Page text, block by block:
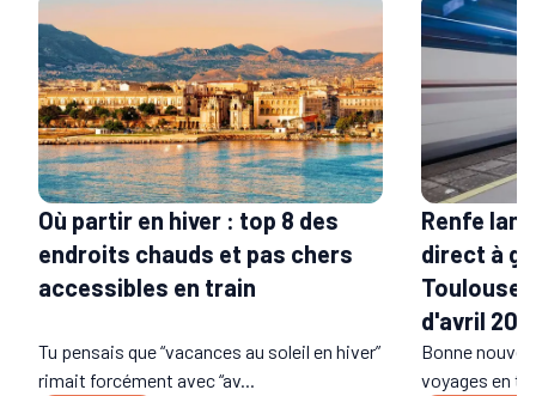
Où partir en hiver : top 8 des
endroits chauds et pas chers
accessibles en train
Tu pensais que “vacances au soleil en hiver”
rimait forcément avec “av...
Renfe
direct à
Toulouse
d'avril
Bonne
voyages en